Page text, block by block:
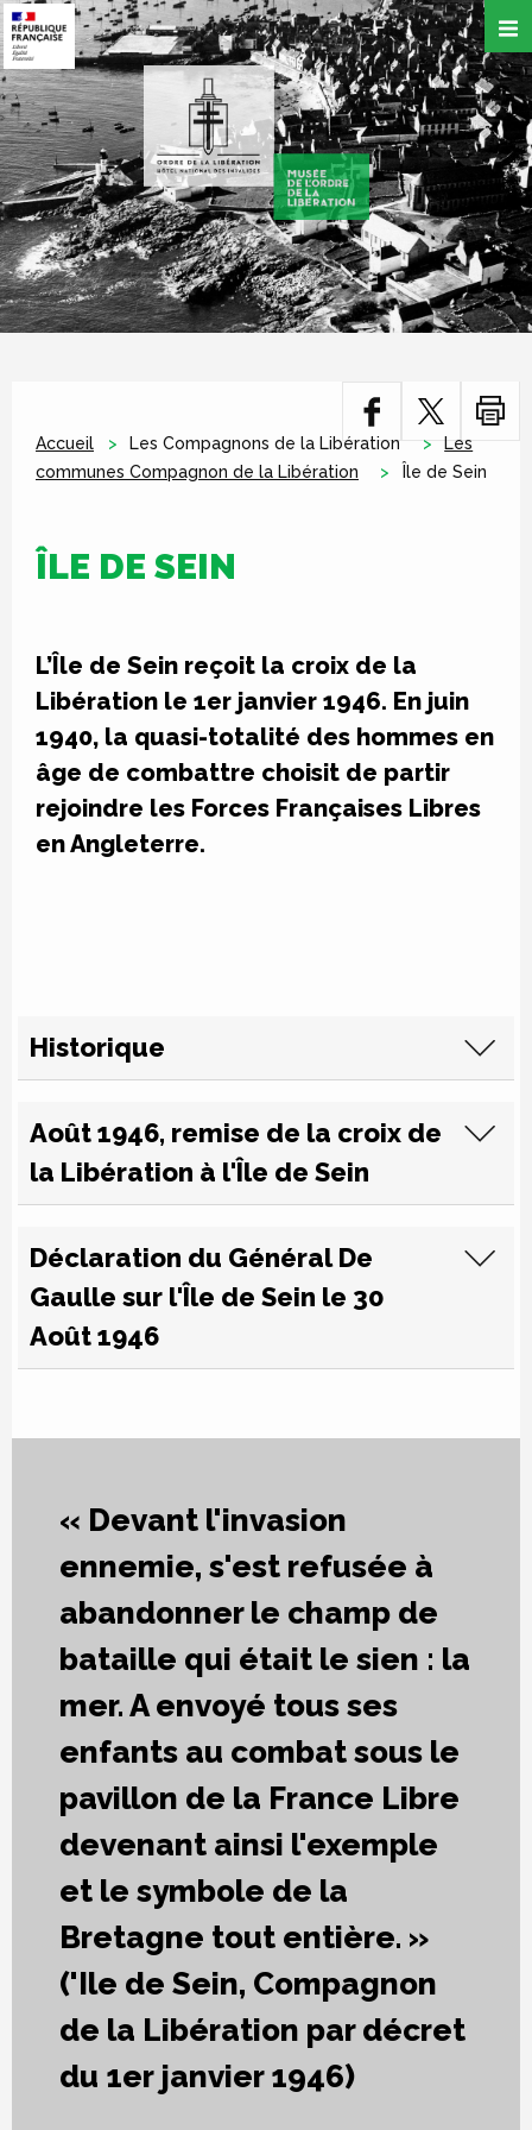
Aller
au
contenu
principal
Accueil Les Compagnons de la Libération
Les
communes Compagnon de la Libération
Île de Sein
ÎLE DE SEIN
L’Île de Sein reçoit la croix de la
Libération le 1er janvier 1946. En juin
1940, la quasi-totalité des hommes en
âge de combattre choisit de partir
rejoindre les Forces Françaises Libres
en Angleterre.
Historique
Août 1946, remise de la croix de
la Libération à l'Île de Sein
Déclaration du Général De
Gaulle sur l'Île de Sein le 30
Août 1946
« Devant l'invasion
ennemie, s'est refusée à
abandonner le champ de
bataille qui était le sien : la
mer. A envoyé tous ses
enfants au combat sous le
pavillon de la France Libre
devenant ainsi l'exemple
et le symbole de la
Bretagne tout entière. »
('Ile de Sein, Compagnon
de la Libération par décret
du 1er janvier 1946)